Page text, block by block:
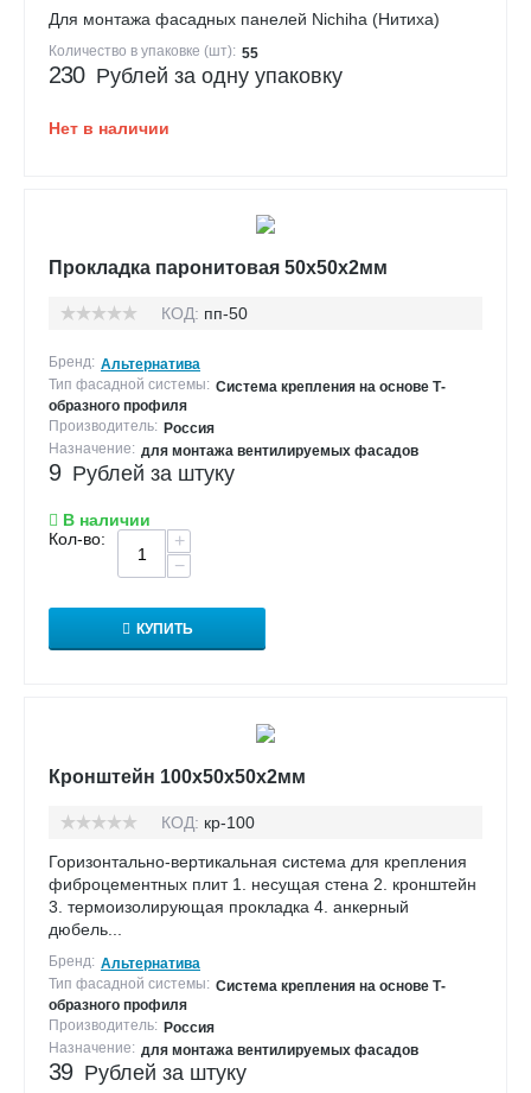
Для монтажа фасадных панелей Nichiha (Нитиха)
Количество в упаковке (шт): 55
230 Рублей за одну упаковку
Нет в наличии
Прокладка паронитовая 50х50х2мм
КОД: пп-50
Бренд: Альтернатива
Тип фасадной системы: Система крепления на основе Т-
образного профиля
Производитель: Россия
Назначение: для монтажа вентилируемых фасадов
9 Рублей за штуку
В наличии
Кол-во:
+
−
КУПИТЬ
Кронштейн 100х50х50х2мм
КОД: кр-100
Горизонтально-вертикальная система для крепления
фиброцементных плит 1. несущая стена 2. кронштейн
3. термоизолирующая прокладка 4. анкерный
дюбель...
Бренд: Альтернатива
Тип фасадной системы: Система крепления на основе Т-
образного профиля
Производитель: Россия
Назначение: для монтажа вентилируемых фасадов
39 Рублей за штуку